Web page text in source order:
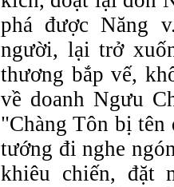
phá được Năng
người, lại trở
thương bắp vế,
về doanh Ngưu
"Chàng Tôn bị tên
tướng đi nghe
khiêu chiến, đặt